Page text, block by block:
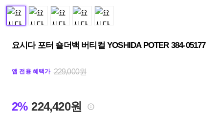
요시다 포터 숄더백 버티컬 YOSHIDA POTER 384-05177
앱 전용 혜택가 229,000원
2% 224,420원